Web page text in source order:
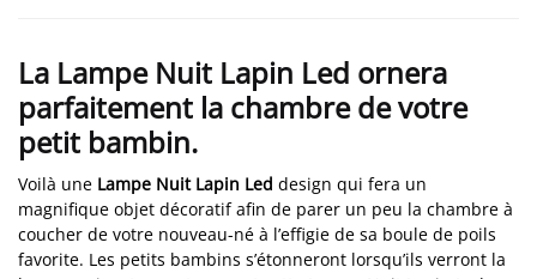
La Lampe Nuit Lapin Led ornera
parfaitement la chambre de votre
petit bambin.
Voilà une Lampe Nuit Lapin Led design qui fera un
magnifique objet décoratif afin de parer un peu la chambre à
coucher de votre nouveau-né à l’effigie de sa boule de poils
favorite. Les petits bambins s’étonneront lorsqu’ils verront la